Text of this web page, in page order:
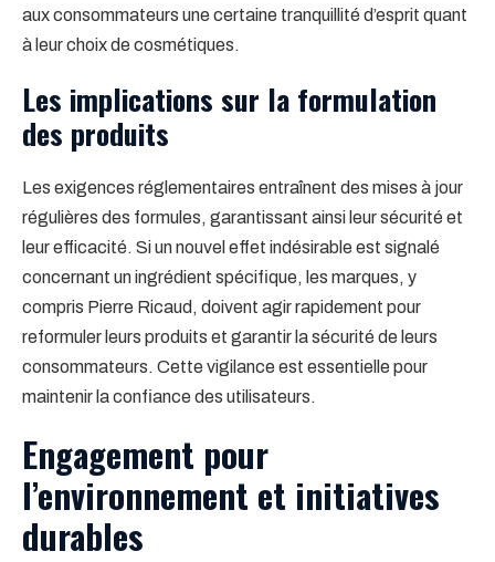
aux consommateurs une certaine tranquillité d’esprit quant
à leur choix de cosmétiques.
Les implications sur la formulation
des produits
Les exigences réglementaires entraînent des mises à jour
régulières des formules, garantissant ainsi leur sécurité et
leur efficacité. Si un nouvel effet indésirable est signalé
concernant un ingrédient spécifique, les marques, y
compris Pierre Ricaud, doivent agir rapidement pour
reformuler leurs produits et garantir la sécurité de leurs
consommateurs. Cette vigilance est essentielle pour
maintenir la confiance des utilisateurs.
Engagement pour
l’environnement et initiatives
durables